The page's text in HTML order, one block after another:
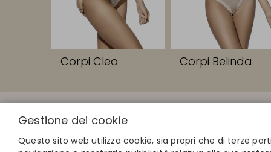
Corpi Cleo Corpi Belinda
Gestione dei cookie
Questo sito web utilizza cookie, sia propri che di terze
Unisciti alla